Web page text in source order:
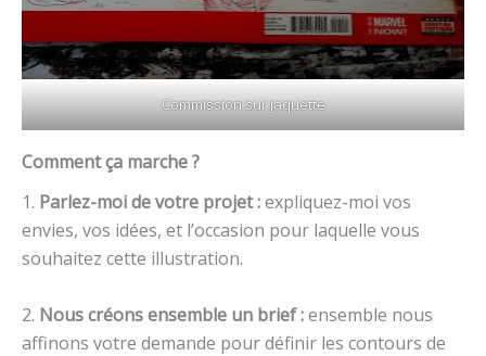
Commission sur jaquette
Comment ça marche ?
1. Parlez-moi de votre projet :expliquez-moi vos
envies, vos idées, et l’occasion pour laquelle vous
souhaitez cette illustration.
2. Nous créons ensemble un brief :ensemble nous
affinons votre demande pour définir les contours de